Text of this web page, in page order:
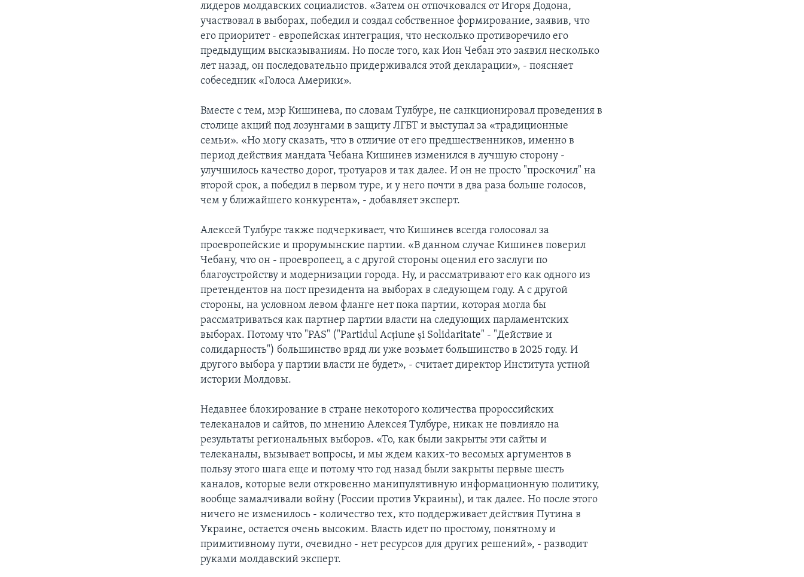
лидеров молдавских социалистов. «Затем он отпочковался от Игоря Додона,
участвовал в выборах, победил и создал собственное формирование, заявив, что
его приоритет - европейская интеграция, что несколько противоречило его
предыдущим высказываниям. Но после того, как Ион Чебан это заявил несколько
лет назад, он последовательно придерживался этой декларации», - поясняет
собеседник «Голоса Америки».
Вместе с тем, мэр Кишинева, по словам Тулбуре, не санкционировал проведения в
столице акций под лозунгами в защиту ЛГБТ и выступал за «традиционные
семьи». «Но могу сказать, что в отличие от его предшественников, именно в
период действия мандата Чебана Кишинев изменился в лучшую сторону -
улучшилось качество дорог, тротуаров и так далее. И он не просто "проскочил" на
второй срок, а победил в первом туре, и у него почти в два раза больше голосов,
чем у ближайшего конкурента», - добавляет эксперт.
Алексей Тулбуре также подчеркивает, что Кишинев всегда голосовал за
проевропейские и прорумынские партии. «В данном случае Кишинев поверил
Чебану, что он - проевропеец, а с другой стороны оценил его заслуги по
благоустройству и модернизации города. Ну, и рассматривают его как одного из
претендентов на пост президента на выборах в следующем году. А с другой
стороны, на условном левом фланге нет пока партии, которая могла бы
рассматриваться как партнер партии власти на следующих парламентских
выборах. Потому что "PAS" ("Partidul Acțiune și Solidaritate" - "Действие и
солидарность") большинство вряд ли уже возьмет большинство в 2025 году. И
другого выбора у партии власти не будет», - считает директор Института устной
истории Молдовы.
Недавнее блокирование в стране некоторого количества пророссийских
телеканалов и сайтов, по мнению Алексея Тулбуре, никак не повлияло на
результаты региональных выборов. «То, как были закрыты эти сайты и
телеканалы, вызывает вопросы, и мы ждем каких-то весомых аргументов в
пользу этого шага еще и потому что год назад были закрыты первые шесть
каналов, которые вели откровенно манипулятивную информационную политику,
вообще замалчивали войну (России против Украины), и так далее. Но после этого
ничего не изменилось - количество тех, кто поддерживает действия Путина в
Украине, остается очень высоким. Власть идет по простому, понятному и
примитивному пути, очевидно - нет ресурсов для других решений», - разводит
руками молдавский эксперт.